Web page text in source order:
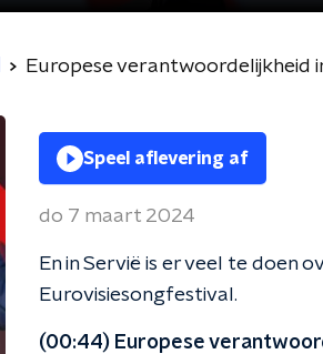
Europese verantwoordelijkheid
Speel aflevering af
do 7 maart 2024
En in Servië is er veel te doen
Eurovisiesongfestival.
(00:44) Europese